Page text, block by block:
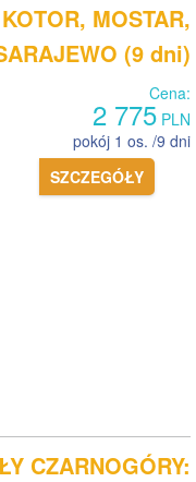
MOSTAR,
(9 dni)
Cena:
2 775 PLN
pokój 1 os. /9 dni
SZCZEGÓŁY
CZARNOGÓRY: